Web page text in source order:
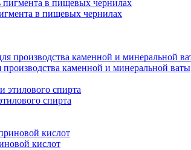
в пищевых чернилах
производства каменной и минеральной ваты
спирта
кислот